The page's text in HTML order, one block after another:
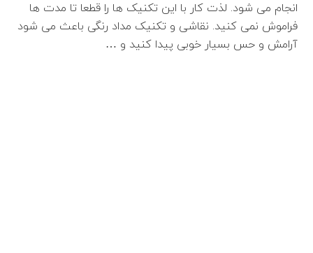
انجام می شود. لذت کار با این تکنیک ها را قطعا تا مدت ها
فراموش نمی کنید. نقاشی و تکنیک مداد رنگی باعث می شود
آرامش و حس بسیار خوبی پیدا کنید و …